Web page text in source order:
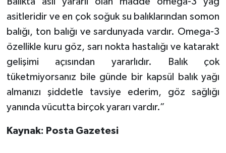
asitleridir ve en çok soğuk su balıklarından somon
balığı, ton balığı ve sardunyada vardır. Omega-3
özellikle kuru göz, sarı nokta hastalığı ve katarakt
gelişimi açısından yararlıdır. Balık çok
tüketmiyorsanız bile günde bir kapsül balık yağı
almanızı şiddetle tavsiye ederim, göz sağlığı
yanında vücutta birçok yararı vardır.”
Kaynak: Posta Gazetesi